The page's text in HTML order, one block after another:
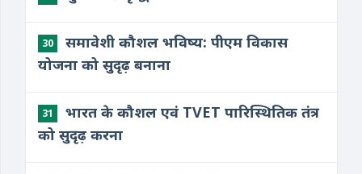
30
समावेशी कौशल भविष्य: पीएम विकास
योजना को सुदृढ़ बनाना
31
भारत के कौशल एवं TVET पारिस्थितिक तंत्र
को सुदृढ़ करना